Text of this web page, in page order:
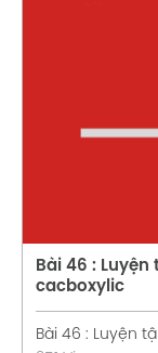
Bài 46 :
cacboxylic
Bài 46 : Luyện